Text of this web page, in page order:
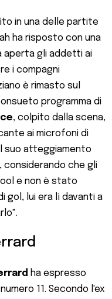
in una delle partite
ha risposto con una
aperta gli addetti ai
i compagni
è rimasto sul
programma di
, colpito dalla scena,
ai microfoni di
suo atteggiamento
che gli
e non è stato
gol, lui era lì davanti a
ha espresso
11. Secondo l'ex